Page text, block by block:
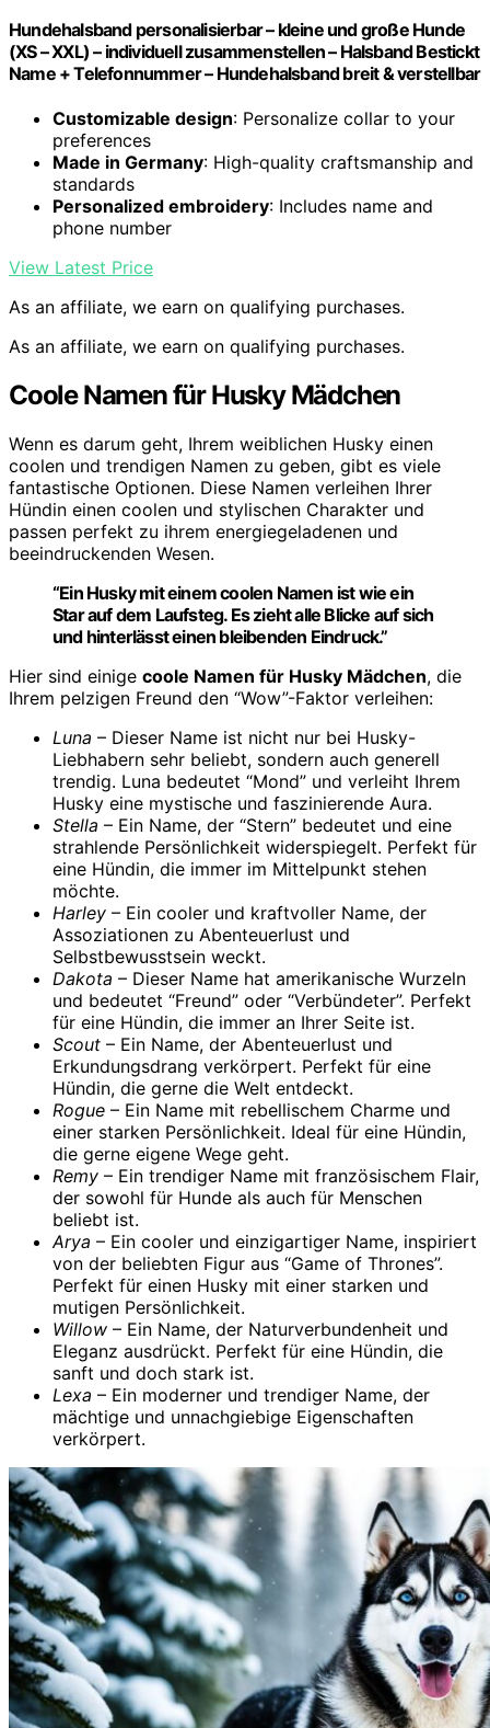
Hundehalsband personalisierbar – kleine und große Hunde
(XS – XXL) – individuell zusammenstellen – Halsband Bestickt
Name + Telefonnummer – Hundehalsband breit & verstellbar
Customizable design: Personalize collar to your
preferences
Made in Germany: High-quality craftsmanship and
standards
Personalized embroidery: Includes name and
phone number
View Latest Price
As an affiliate, we earn on qualifying purchases.
As an affiliate, we earn on qualifying purchases.
Coole Namen für Husky Mädchen
Wenn es darum geht, Ihrem weiblichen Husky einen
coolen und trendigen Namen zu geben, gibt es viele
fantastische Optionen. Diese Namen verleihen Ihrer
Hündin einen coolen und stylischen Charakter und
passen perfekt zu ihrem energiegeladenen und
beeindruckenden Wesen.
“Ein Husky mit einem coolen Namen ist wie ein
Star auf dem Laufsteg. Es zieht alle Blicke auf sich
und hinterlässt einen bleibenden Eindruck.”
Hier sind einige coole Namen für Husky Mädchen, die
Ihrem pelzigen Freund den “Wow”-Faktor verleihen:
Luna – Dieser Name ist nicht nur bei Husky-
Liebhabern sehr beliebt, sondern auch generell
trendig. Luna bedeutet “Mond” und verleiht Ihrem
Husky eine mystische und faszinierende Aura.
Stella – Ein Name, der “Stern” bedeutet und eine
strahlende Persönlichkeit widerspiegelt. Perfekt für
eine Hündin, die immer im Mittelpunkt stehen
möchte.
Harley – Ein cooler und kraftvoller Name, der
Assoziationen zu Abenteuerlust und
Selbstbewusstsein weckt.
Dakota – Dieser Name hat amerikanische Wurzeln
und bedeutet “Freund” oder “Verbündeter”. Perfekt
für eine Hündin, die immer an Ihrer Seite ist.
Scout – Ein Name, der Abenteuerlust und
Erkundungsdrang verkörpert. Perfekt für eine
Hündin, die gerne die Welt entdeckt.
Rogue – Ein Name mit rebellischem Charme und
einer starken Persönlichkeit. Ideal für eine Hündin,
die gerne eigene Wege geht.
Remy – Ein trendiger Name mit französischem Flair,
der sowohl für Hunde als auch für Menschen
beliebt ist.
Arya – Ein cooler und einzigartiger Name, inspiriert
von der beliebten Figur aus “Game of Thrones”.
Perfekt für einen Husky mit einer starken und
mutigen Persönlichkeit.
Willow – Ein Name, der Naturverbundenheit und
Eleganz ausdrückt. Perfekt für eine Hündin, die
sanft und doch stark ist.
Lexa – Ein moderner und trendiger Name, der
mächtige und unnachgiebige Eigenschaften
verkörpert.